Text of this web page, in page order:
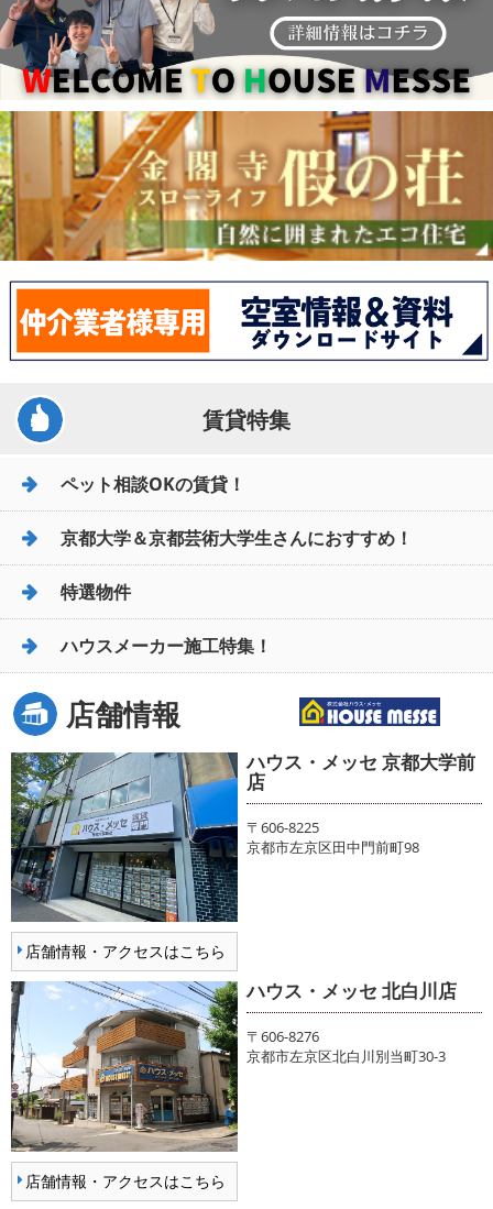
賃貸特集
ペット相談OKの賃貸！
京都大学＆京都芸術大学生さんにおすすめ！
特選物件
ハウスメーカー施工特集！
店舗情報
店舗情報・アクセスはこちら
ハウス・メッセ 京都大学前
店
〒606-8225
京都市左京区田中門前町98
店舗情報・アクセスはこちら
ハウス・メッセ 北白川店
〒606-8276
京都市左京区北白川別当町30-3